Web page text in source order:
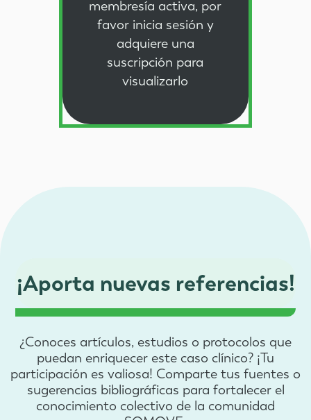
membresía activa, por
favor inicia sesión y
adquiere una
suscripción para
visualizarlo
¡Aporta nuevas referencias!
¿Conoces artículos, estudios o protocolos que
puedan enriquecer este caso clínico? ¡Tu
participación es valiosa! Comparte tus fuentes o
sugerencias bibliográficas para fortalecer el
conocimiento colectivo de la comunidad